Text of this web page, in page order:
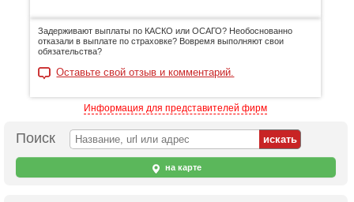
Задерживают выплаты по КАСКО или ОСАГО? Необоснованно
отказали в выплате по страховке? Вовремя выполняют свои
обязательства?
Оставьте свой отзыв и комментарий.
Информация для представителей фирм
Поиск
на карте